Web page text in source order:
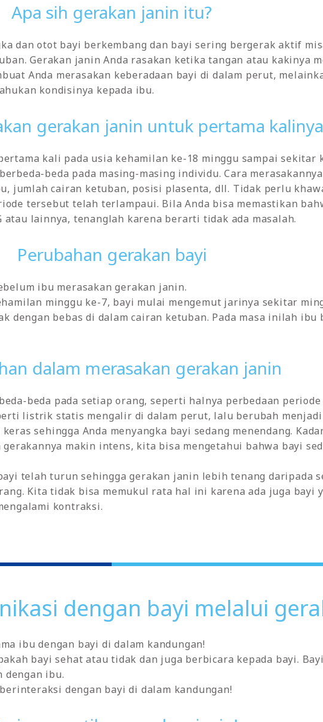
Apa sih gerakan janin itu?
dan otot bayi berkembang dan bayi sering bergerak aktif
Gerakan janin Anda rasakan ketika tangan atau kakinya
Anda merasakan keberadaan bayi di dalam perut,
kondisinya kepada ibu.
gerakan janin untuk pertama kalinya
kali pada usia kehamilan ke-18 minggu sampai sekitar
beda pada masing-masing individu. Cara
jumlah cairan ketuban, posisi plasenta, dll. Tidak perlu
tersebut telah terlampaui. Bila Anda bisa memastikan
atau lainnya, tenanglah karena berarti tidak ada masalah.
Perubahan gerakan bayi
ibu merasakan gerakan janin.
minggu ke-7, bayi mulai mengemut jarinya sekitar
dengan bebas di dalam cairan ketuban. Pada masa inilah ibu
dalam merasakan gerakan janin
beda pada setiap orang, seperti halnya perbedaan
listrik statis mengalir di dalam perut, lalu berubah
sehingga Anda menyangka bayi sedang menendang.
makin intens, kita bisa mengetahui bahwa bayi
telah turun sehingga gerakan janin lebih tenang daripada
Kita tidak bisa memukul rata hal ini karena ada juga bayi
kontraksi.
dengan bayi melalui
ibu dengan bayi di dalam kandungan!
bayi sehat atau tidak dan juga berbicara kepada bayi.
dengan ibu.
dengan bayi di dalam kandungan!